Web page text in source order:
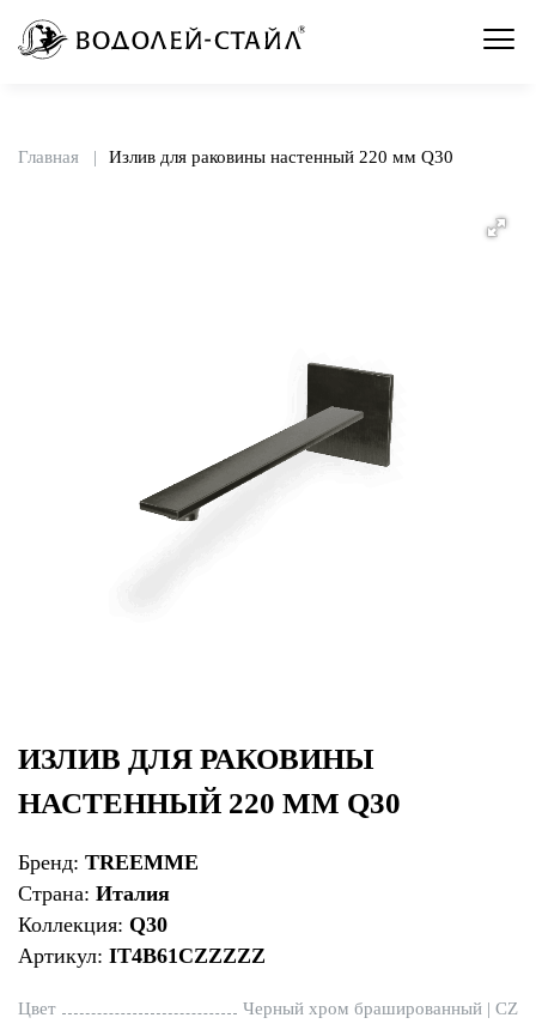
Главная Излив для раковины настенный 220 мм Q30
ИЗЛИВ ДЛЯ РАКОВИНЫ
НАСТЕННЫЙ 220 ММ Q30
Бренд: TREEMME
Страна: Италия
Коллекция: Q30
Артикул: IT4B61CZZZZZ
Цвет Черный хром брашированный | CZ